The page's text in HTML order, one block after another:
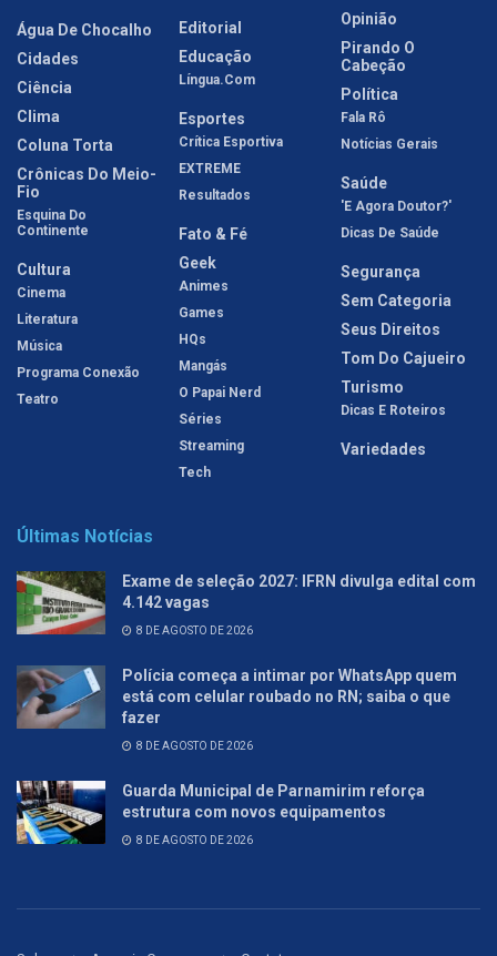
Água De Chocalho
Cidades
Ciência
Clima
Coluna Torta
Crônicas Do Meio-
Fio
Esquina Do
Continente
Cultura
Cinema
Literatura
Música
Programa Conexão
Teatro
Editorial
Educação
Língua.com
Esportes
Crítica Esportiva
EXTREME
Resultados
Fato & Fé
Geek
Animes
Games
HQs
Mangás
O Papai Nerd
Séries
Streaming
Tech
Opinião
Pirando O
Cabeção
Política
Fala Rô
Notícias Gerais
Saúde
'E Agora Doutor?'
Dicas De Saúde
Segurança
Sem Categoria
Seus Direitos
Tom Do Cajueiro
Turismo
Dicas E Roteiros
Variedades
Últimas Notícias
Exame de seleção 2027: IFRN divulga edital com
4.142 vagas
8 DE AGOSTO DE 2026
Polícia começa a intimar por WhatsApp quem
está com celular roubado no RN; saiba o que
fazer
8 DE AGOSTO DE 2026
Guarda Municipal de Parnamirim reforça
estrutura com novos equipamentos
8 DE AGOSTO DE 2026